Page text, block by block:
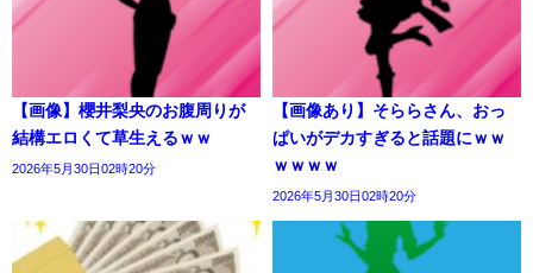
【画像】櫻井梨央のお腹周りが
結構エロくて草生えるｗｗ
2026年5月30日02時20分
【画像あり】そららさん、おっ
ぱいがデカすぎると話題にｗｗ
ｗｗｗｗ
2026年5月30日02時20分